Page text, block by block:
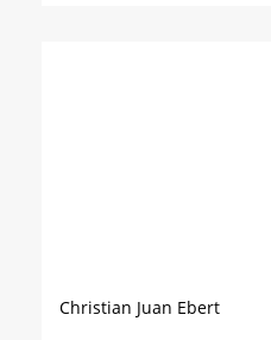
Christian Juan Ebert